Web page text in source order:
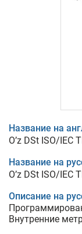
Название на
O’z DSt ISO/IEC
Название на
O’z DSt ISO/IEC
Описание на
Внутренние